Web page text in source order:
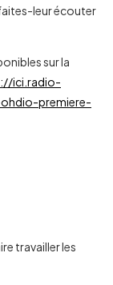
leur écouter
sur la
ici.radio-
premiere-
travailler les